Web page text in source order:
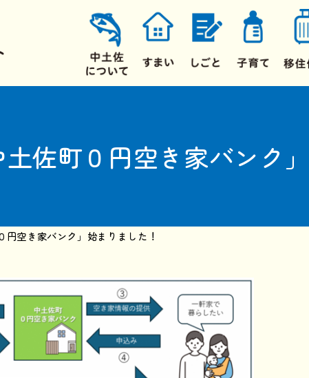
土佐町０円空き家バンク
円空き家バンク」始まりました！